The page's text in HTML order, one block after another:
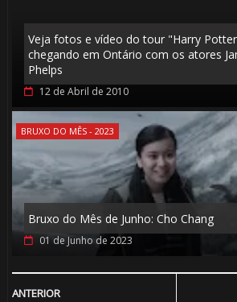
Veja fotos e vídeo do tour "Harry
chegando em Ontário com os atores
Phelps
12 de Abril de 2010
BRUXO DO MÊS - 2023
Bruxo do Mês de Junho: Cho Chang
01 de Junho de 2023
ANTERIOR